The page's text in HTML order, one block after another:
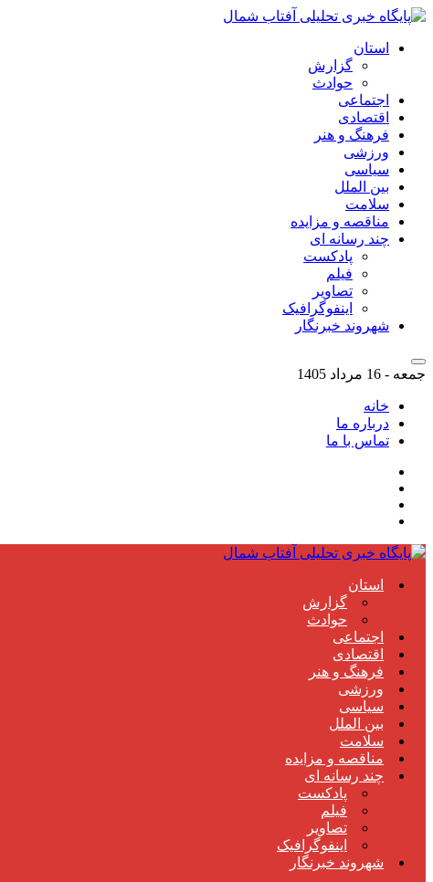
استان
گزارش
حوادث
اجتماعی
اقتصادی
فرهنگ و هنر
ورزشی
سیاسی
بین الملل
سلامت
مناقصه و مزایده
چند رسانه ای
پادکست
فیلم
تصاویر
اینفوگرافیک
شهروند خبرنگار
جمعه - 16 مرداد 1405
خانه
درباره ما
تماس با ما
استان
گزارش
حوادث
اجتماعی
اقتصادی
فرهنگ و هنر
ورزشی
سیاسی
بین الملل
سلامت
مناقصه و مزایده
چند رسانه ای
پادکست
فیلم
تصاویر
اینفوگرافیک
شهروند خبرنگار